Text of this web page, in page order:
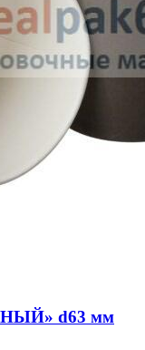
d63 мм